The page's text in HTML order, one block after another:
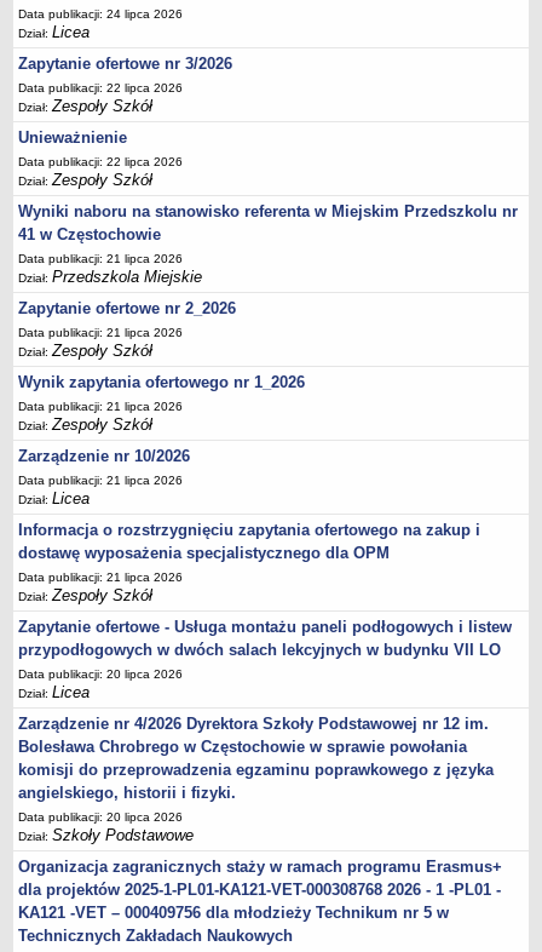
Data publikacji: 24 lipca 2026
Dział:Licea
Zapytanie ofertowe nr 3/2026
Data publikacji: 22 lipca 2026
Dział:Zespoły Szkół
Unieważnienie
Data publikacji: 22 lipca 2026
Dział:Zespoły Szkół
Wyniki naboru na stanowisko referenta w Miejskim Przedszkolu nr
41 w Częstochowie
Data publikacji: 21 lipca 2026
Dział:Przedszkola Miejskie
Zapytanie ofertowe nr 2_2026
Data publikacji: 21 lipca 2026
Dział:Zespoły Szkół
Wynik zapytania ofertowego nr 1_2026
Data publikacji: 21 lipca 2026
Dział:Zespoły Szkół
Zarządzenie nr 10/2026
Data publikacji: 21 lipca 2026
Dział:Licea
Informacja o rozstrzygnięciu zapytania ofertowego na zakup i
dostawę wyposażenia specjalistycznego dla OPM
Data publikacji: 21 lipca 2026
Dział:Zespoły Szkół
Zapytanie ofertowe - Usługa montażu paneli podłogowych i listew
przypodłogowych w dwóch salach lekcyjnych w budynku VII LO
Data publikacji: 20 lipca 2026
Dział:Licea
Zarządzenie nr 4/2026 Dyrektora Szkoły Podstawowej nr 12 im.
Bolesława Chrobrego w Częstochowie w sprawie powołania
komisji do przeprowadzenia egzaminu poprawkowego z języka
angielskiego, historii i fizyki.
Data publikacji: 20 lipca 2026
Dział:Szkoły Podstawowe
Organizacja zagranicznych staży w ramach programu Erasmus+
dla projektów 2025-1-PL01-KA121-VET-000308768 2026 - 1 -PL01 -
KA121 -VET – 000409756 dla młodzieży Technikum nr 5 w
Technicznych Zakładach Naukowych